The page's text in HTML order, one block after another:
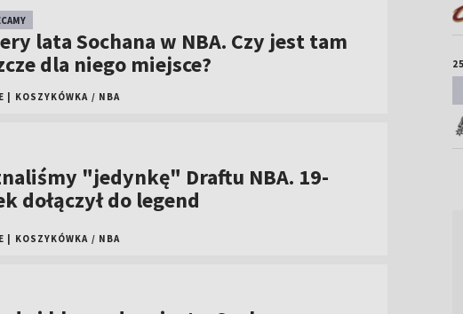
lata Sochana w NBA. Czy jest tam
dla niego miejsce?
KOSZYKÓWKA / NBA
"jedynkę" Draftu NBA. 19-
dołączył do legend
KOSZYKÓWKA / NBA